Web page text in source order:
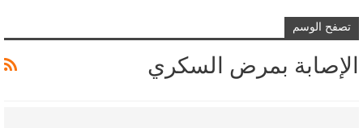
تصفح الوسم
الإصابة بمرض السكري